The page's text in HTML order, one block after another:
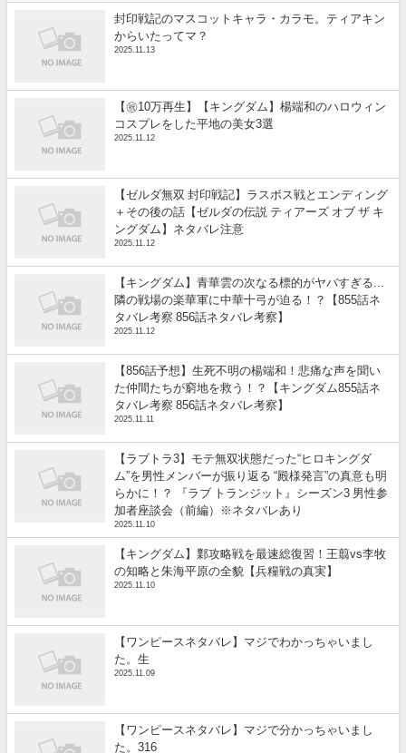
封印戦記のマスコットキャラ・カラモ。ティアキン
からいたってマ？
2025.11.13
【㊗️10万再生】【キングダム】楊端和のハロウィン
コスプレをした平地の美女3選
2025.11.12
【ゼルダ無双 封印戦記】ラスボス戦とエンディング
＋その後の話【ゼルダの伝説 ティアーズ オブ ザ キ
ングダム】ネタバレ注意
2025.11.12
【キングダム】青華雲の次なる標的がヤバすぎる...
隣の戦場の楽華軍に中華十弓が迫る！？【855話ネ
タバレ考察 856話ネタバレ考察】
2025.11.12
【856話予想】生死不明の楊端和！悲痛な声を聞い
た仲間たちが窮地を救う！？【キングダム855話ネ
タバレ考察 856話ネタバレ考察】
2025.11.11
【ラブトラ3】モテ無双状態だった“ヒロキングダ
ム”を男性メンバーが振り返る “殿様発言”の真意も明
らかに！？ 『ラブ トランジット』シーズン3 男性参
加者座談会（前編）※ネタバレあり
2025.11.10
【キングダム】鄴攻略戦を最速総復習！王翦vs李牧
の知略と朱海平原の全貌【兵糧戦の真実】
2025.11.10
【ワンピースネタバレ】マジでわかっちゃいまし
た。生
2025.11.09
【ワンピースネタバレ】マジで分かっちゃいまし
た。316